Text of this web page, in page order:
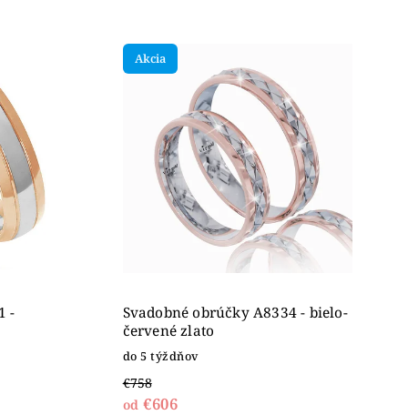
-
Akcia
Svadobné obrúčky A8334 - bielo-
červené zlato
do 5 týždňov
€758
od €606